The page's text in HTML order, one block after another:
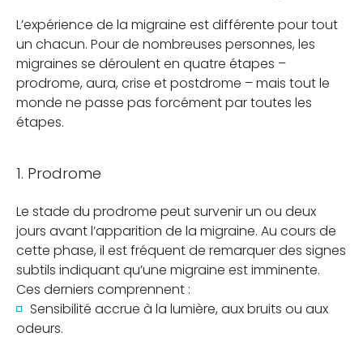
L’expérience de la migraine est différente pour tout
un chacun. Pour de nombreuses personnes, les
migraines se déroulent en quatre étapes –
prodrome, aura, crise et postdrome – mais tout le
monde ne passe pas forcément par toutes les
étapes.
1. Prodrome
Le stade du prodrome peut survenir un ou deux
jours avant l’apparition de la migraine. Au cours de
cette phase, il est fréquent de remarquer des signes
subtils indiquant qu’une migraine est imminente.
Ces derniers comprennent :
Sensibilité accrue à la lumière, aux bruits ou aux
odeurs.